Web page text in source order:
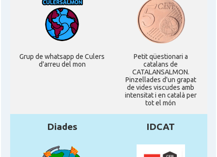
Grup de whatsapp de Culers
d'arreu del mon
Petit qüestionari a
catalans de
CATALANSALMON.
Pinzellades d'un grapat
de vides viscudes amb
intensitat i en català per
tot el món
Diades IDCAT